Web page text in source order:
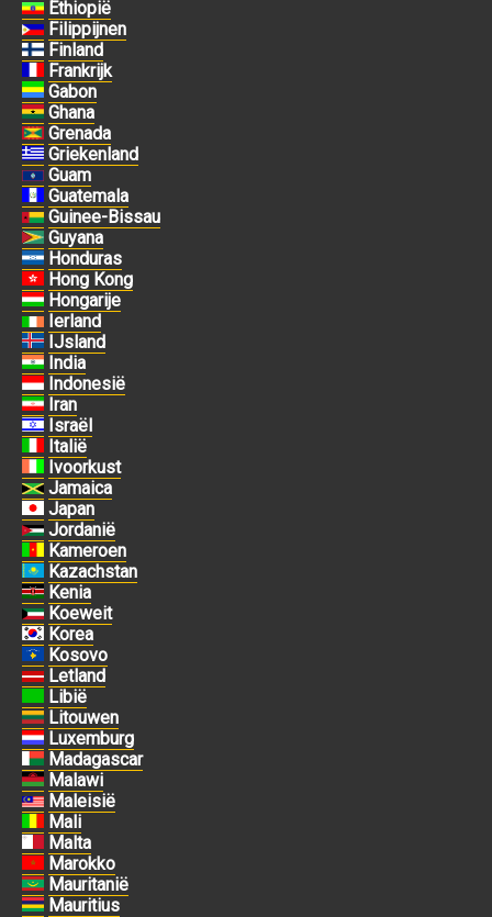
Ethiopië
Filippijnen
Finland
Frankrijk
Gabon
Ghana
Grenada
Griekenland
Guam
Guatemala
Guinee-Bissau
Guyana
Honduras
Hong Kong
Hongarije
Ierland
IJsland
India
Indonesië
Iran
Israël
Italië
Ivoorkust
Jamaica
Japan
Jordanië
Kameroen
Kazachstan
Kenia
Koeweit
Korea
Kosovo
Letland
Libië
Litouwen
Luxemburg
Madagascar
Malawi
Maleisië
Mali
Malta
Marokko
Mauritanië
Mauritius